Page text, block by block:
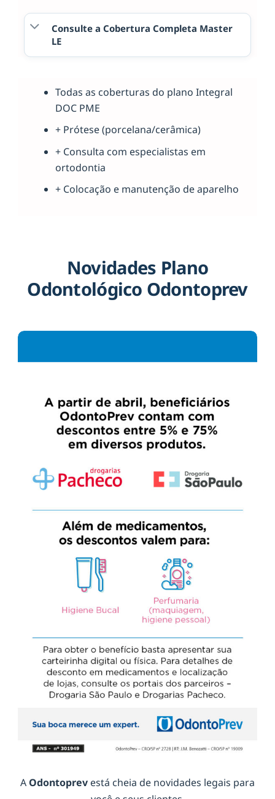
Consulte a Cobertura Completa Master
LE
Todas as coberturas do plano Integral
DOC PME
+ Prótese (porcelana/cerâmica)
+ Consulta com especialistas em
ortodontia
+ Colocação e manutenção de aparelho
Novidades Plano
Odontológico Odontoprev
A Odontoprev está cheia de novidades legais para